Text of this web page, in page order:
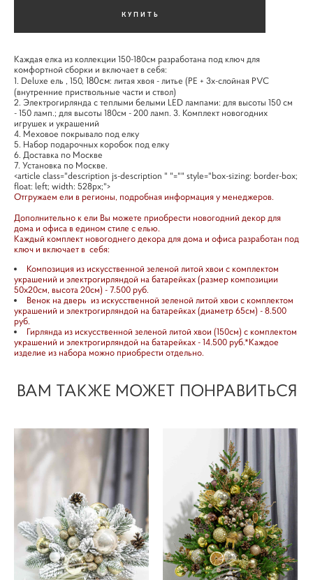
КУПИТЬ
Каждая елка из коллекции 150-180см разработана под ключ для
комфортной сборки и включает в себя:
1. Deluxe ель , 150, 180см: литая хвоя - литье (PE + 3х-слойная PVC
(внутренние приствольные части и ствол)
2. Электрогирлянда с теплыми белыми LED лампами: для высоты 150 см
- 150 ламп.; для высоты 180см - 200 ламп. 3. Комплект новогодних
игрушек и украшений
4. Меховое покрывало под елку
5. Набор подарочных коробок под елку
6. Доставка по Москве
7. Установка по Москве.
<article class="description js-description " "="" style="box-sizing: border-box;
float: left; width: 528px;">
Отгружаем ели в регионы, подробная информация у менеджеров.
Дополнительно к ели Вы можете приобрести новогодний декор для
дома и офиса в едином стиле с елью.
Каждый комплект новогоднего декора для дома и офиса разработан под
ключ и включает в себя:
Композиция из искусственной зеленой литой хвои с комплектом
украшений и электрогирляндой на батарейках (размер композиции
50х20см, высота 20см) - 7.500 руб.
Венок на дверь из искусственной зеленой литой хвои с комплектом
украшений и электрогирляндой на батарейках (диаметр 65см) - 8.500
руб.
Гирлянда из искусственной зеленой литой хвои (150см) с комплектом
украшений и электрогирляндой на батарейках - 14.500 руб.*Каждое
изделие из набора можно приобрести отдельно.
ВАМ ТАКЖЕ МОЖЕТ ПОНРАВИТЬСЯ